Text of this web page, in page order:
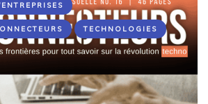
TECHNOLOGIES